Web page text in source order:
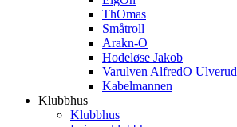
ThOmas
Småtroll
Arakn-O
Hodeløse Jakob
Varulven AlfredO Ulverud
Kabelmannen
Klubbhus
Klubbhus